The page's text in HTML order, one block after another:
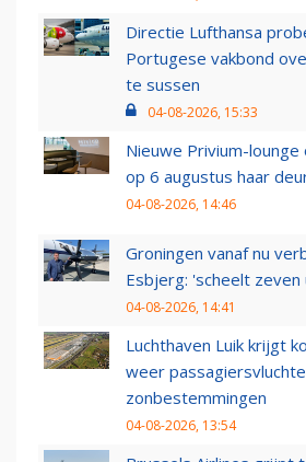
Directie Lufthansa
Portugese vakbond
te sussen
04-08-2026, 15:33
Nieuwe Privium-lounge
op 6 augustus haar
04-08-2026, 14:46
Groningen vanaf nu
Esbjerg: 'scheelt zeven
04-08-2026, 14:41
Luchthaven Luik krijgt
weer
zonbestemmingen
04-08-2026, 13:54